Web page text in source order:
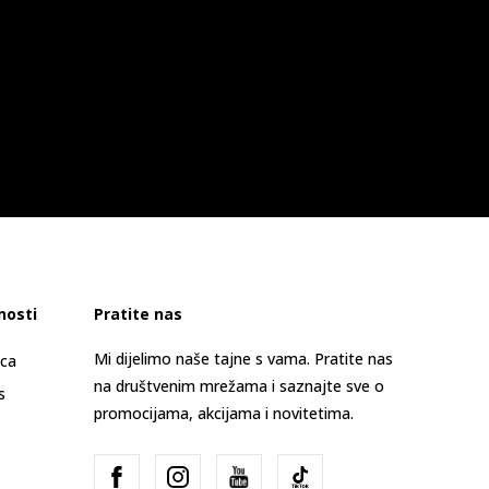
Pratite nas
Mi dijelimo naše tajne s vama. Pratite nas
na društvenim mrežama i saznajte sve o
promocijama, akcijama i novitetima.